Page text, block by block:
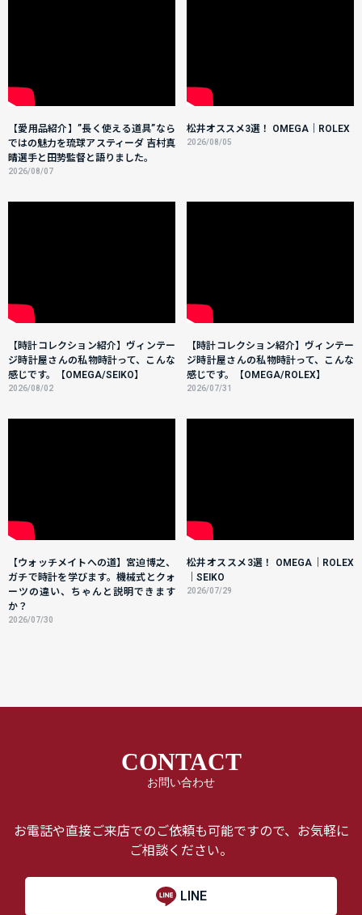
【愛用品紹介】”長く使える道具”なら
ではの魅力を琉球アスティーダ 吉村真
晴選手と田㔟監督と語りました。
2026/08/07
松井オススメ3選！ OMEGA｜ROLEX
2026/08/05
【時計コレクション紹介】ヴィンテー
ジ時計屋さんの私物時計って、こんな
感じです。【OMEGA/SEIKO】
2026/08/02
【時計コレクション紹介】ヴィンテー
ジ時計屋さんの私物時計って、こんな
感じです。【OMEGA/ROLEX】
2026/07/31
【ウォッチメイトへの道】宮迫博之、
ガチで時計を学びます。機械式とクォ
ーツの違い、ちゃんと説明できます
か？
2026/07/30
松井オススメ3選！ OMEGA｜ROLEX
｜SEIKO
2026/07/29
CONTACT
お問い合わせ
お電話や直接ご来店でのご依頼も可能ですので、お気軽に
ご相談ください。
LINE